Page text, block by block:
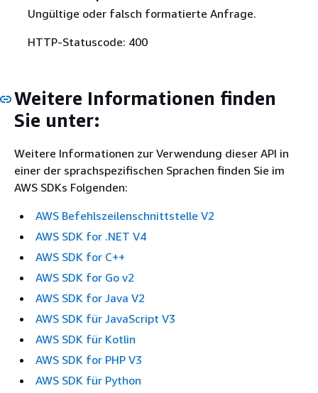
Ungültige oder falsch formatierte Anfrage.
HTTP-Statuscode: 400
Weitere Informationen finden
Sie unter:
Weitere Informationen zur Verwendung dieser API in
einer der sprachspezifischen Sprachen finden Sie im
AWS SDKs Folgenden:
AWS Befehlszeilenschnittstelle V2
AWS SDK for .NET V4
AWS SDK for C++
AWS SDK for Go v2
AWS SDK for Java V2
AWS SDK für JavaScript V3
AWS SDK für Kotlin
AWS SDK for PHP V3
AWS SDK für Python